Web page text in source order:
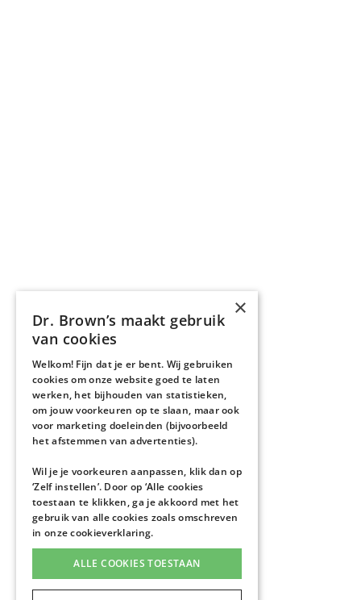
×
Dr. Brown’s maakt gebruik
van cookies
Welkom! Fijn dat je er bent. Wij gebruiken
cookies om onze website goed te laten
werken, het bijhouden van statistieken,
om jouw voorkeuren op te slaan, maar ook
voor marketing doeleinden (bijvoorbeeld
het afstemmen van advertenties).
Wil je je voorkeuren aanpassen, klik dan op
‘Zelf instellen’. Door op ‘Alle cookies
toestaan te klikken, ga je akkoord met het
gebruik van alle cookies zoals omschreven
in onzecookieverklaring.
ALLE COOKIES TOESTAAN